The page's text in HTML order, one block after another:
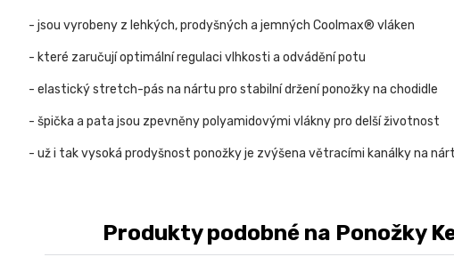
- jsou vyrobeny z lehkých, prodyšných a jemných Coolmax® vláken
- které zaručují optimální regulaci vlhkosti a odvádění potu
- elastický stretch-pás na nártu pro stabilní držení ponožky na chodidle
- špička a pata jsou zpevněny polyamidovými vlákny pro delší životnost
- už i tak vysoká prodyšnost ponožky je zvýšena větracími kanálky na
Produkty podobné na Ponožky